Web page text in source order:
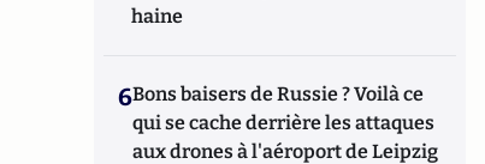
haine
6Bons baisers de Russie ? Voilà ce
qui se cache derrière les attaques
aux drones à l'aéroport de Leipzig